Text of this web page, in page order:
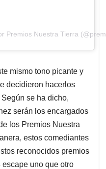
Premios Nuestra Tierra
mismo tono picante y
decidieron hacerlos
se ha dicho,
serán los encargados
los Premios Nuestra
estos comediantes
reconocidos premios
uno que otro